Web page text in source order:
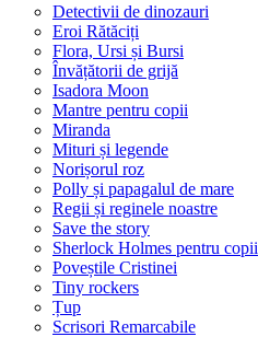
Detectivii de dinozauri
Eroi Rătăciți
Flora, Ursi și Bursi
Învățătorii de grijă
Isadora Moon
Mantre pentru copii
Miranda
Mituri și legende
Norișorul roz
Polly și papagalul de mare
Regii și reginele noastre
Save the story
Sherlock Holmes pentru copii
Poveștile Cristinei
Tiny rockers
Țup
Scrisori Remarcabile